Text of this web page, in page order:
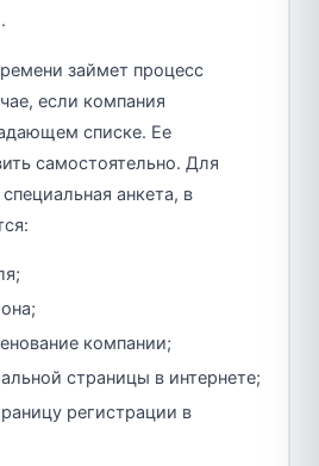
займет процесс
если компания
списке. Ее
самостоятельно. Для
анкета, в
компании;
страницы в интернете;
регистрации в